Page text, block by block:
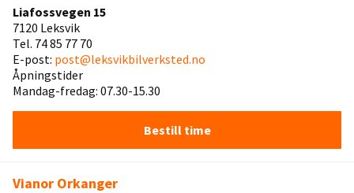
Liafossvegen 15
7120 Leksvik
Tel. 74 85 77 70
E-post: post@leksvikbilverksted.no
Åpningstider
Mandag-fredag: 07.30-15.30
Bestill time
Vianor Orkanger